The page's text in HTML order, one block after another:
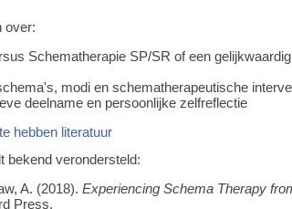
over:
Schematherapie SP/SR of een
modi en schematherapeutische
deelname en persoonlijke zelfreflectie
hebben literatuur
bekend verondersteld:
A. (2018). Experiencing Schema Therapy
Press.